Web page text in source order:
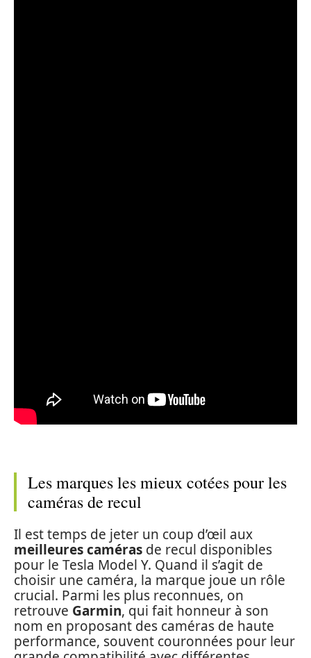
Les marques les mieux cotées pour les
caméras de recul
Il est temps de jeter un coup d’œil aux
meilleures caméras de recul disponibles
pour le Tesla Model Y. Quand il s’agit de
choisir une caméra, la marque joue un rôle
crucial. Parmi les plus reconnues, on
retrouve Garmin, qui fait honneur à son
nom en proposant des caméras de haute
performance, souvent couronnées pour leur